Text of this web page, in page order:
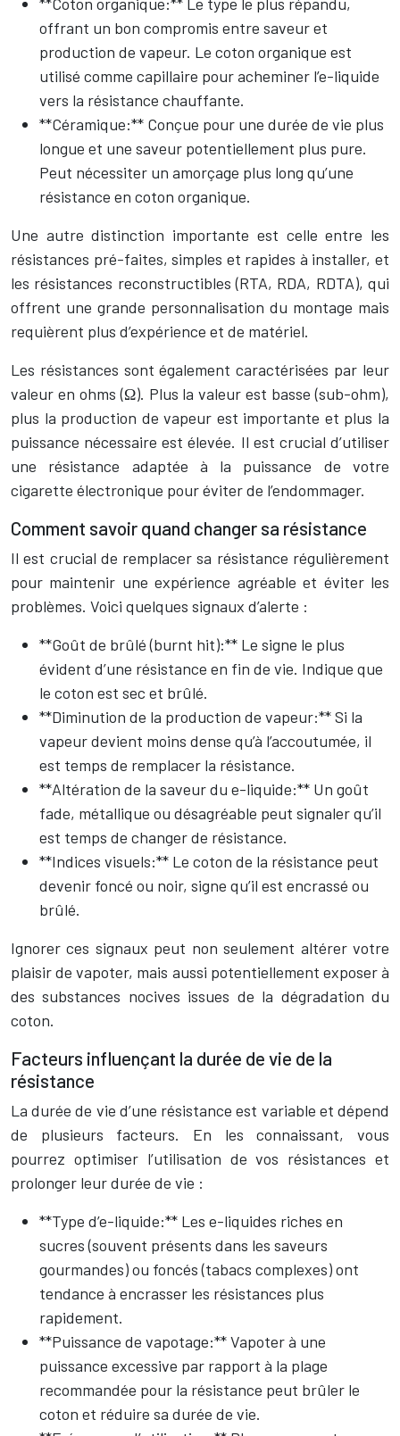
offrant un bon compromis entre saveur et
production de vapeur. Le coton organique est
utilisé comme capillaire pour acheminer l’e-liquide
vers la résistance chauffante.
**Céramique:** Conçue pour une durée de vie plus
longue et une saveur potentiellement plus pure.
Peut nécessiter un amorçage plus long qu’une
résistance en coton organique.
Une autre distinction importante est celle entre les
résistances pré-faites, simples et rapides à installer, et
les résistances reconstructibles (RTA, RDA, RDTA), qui
offrent une grande personnalisation du montage mais
requièrent plus d’expérience et de matériel.
Les résistances sont également caractérisées par leur
valeur en ohms (Ω). Plus la valeur est basse (sub-ohm),
plus la production de vapeur est importante et plus la
puissance nécessaire est élevée. Il est crucial d’utiliser
une résistance adaptée à la puissance de votre
cigarette électronique pour éviter de l’endommager.
Comment savoir quand changer sa résistance
Il est crucial de remplacer sa résistance régulièrement
pour maintenir une expérience agréable et éviter les
problèmes. Voici quelques signaux d’alerte :
**Goût de brûlé (burnt hit):** Le signe le plus
évident d’une résistance en fin de vie. Indique que
le coton est sec et brûlé.
**Diminution de la production de vapeur:** Si la
vapeur devient moins dense qu’à l’accoutumée, il
est temps de remplacer la résistance.
**Altération de la saveur du e-liquide:** Un goût
fade, métallique ou désagréable peut signaler qu’il
est temps de changer de résistance.
**Indices visuels:** Le coton de la résistance peut
devenir foncé ou noir, signe qu’il est encrassé ou
brûlé.
Ignorer ces signaux peut non seulement altérer votre
plaisir de vapoter, mais aussi potentiellement exposer à
des substances nocives issues de la dégradation du
coton.
Facteurs influençant la durée de vie de la
résistance
La durée de vie d’une résistance est variable et dépend
de plusieurs facteurs. En les connaissant, vous
pourrez optimiser l’utilisation de vos résistances et
prolonger leur durée de vie :
**Type d’e-liquide:** Les e-liquides riches en
sucres (souvent présents dans les saveurs
gourmandes) ou foncés (tabacs complexes) ont
tendance à encrasser les résistances plus
rapidement.
**Puissance de vapotage:** Vapoter à une
puissance excessive par rapport à la plage
recommandée pour la résistance peut brûler le
coton et réduire sa durée de vie.